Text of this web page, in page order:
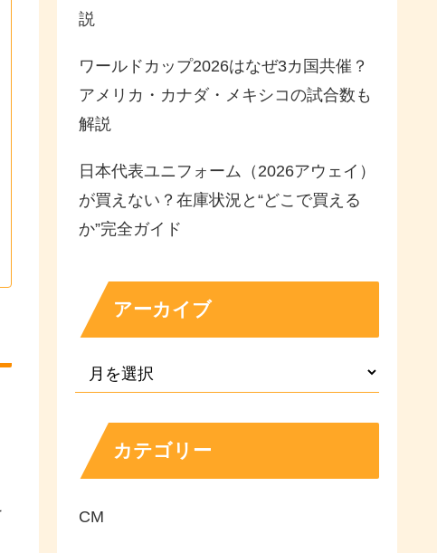
説
ワールドカップ2026はなぜ3カ国共催？
アメリカ・カナダ・メキシコの試合数も
解説
日本代表ユニフォーム（2026アウェイ）
が買えない？在庫状況と“どこで買える
か”完全ガイド
アーカイブ
カテゴリー
CM